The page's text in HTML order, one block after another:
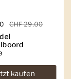
Preis
Sale-Preis
CHF 29.00
kaufen